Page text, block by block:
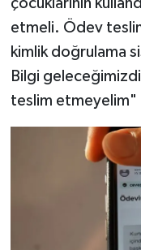
çocuklarının
etmeli. Ödev
kimlik doğrulama
Bilgi
teslim etmeyelim"